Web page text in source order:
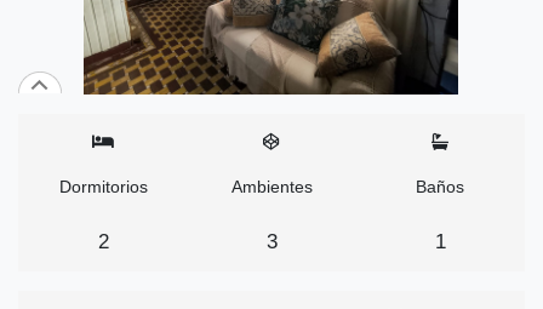
Dormitorios
2
Ambientes
3
Baños
1